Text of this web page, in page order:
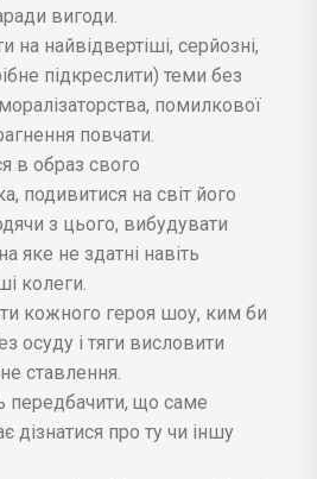
вигоди.
на найвідвертіші, серйозні,
підкреслити) теми без
помилкової
повчати.
в образ свого
подивитися на світ його
з цього, вибудувати
яке не здатні навіть
колеги.
кожного героя шоу, ким би
осуду і тяги висловити
ставлення.
передбачити, що саме
дізнатися про ту чи іншу